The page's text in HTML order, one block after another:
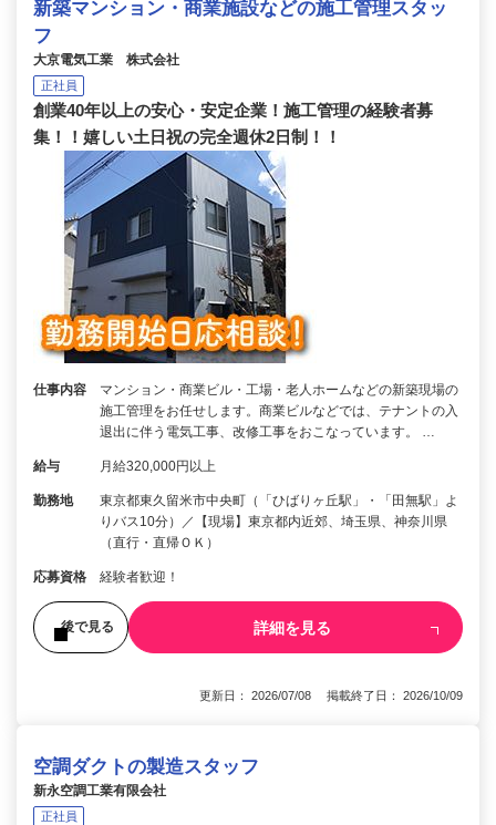
新築マンション・商業施設などの施工管理スタッ
フ
大京電気工業 株式会社
正社員
創業40年以上の安心・安定企業！施工管理の経験者募
集！！嬉しい土日祝の完全週休2日制！！
仕事内容
マンション・商業ビル・工場・老人ホームなどの新築現場の
施工管理をお任せします。商業ビルなどでは、テナントの入
退出に伴う電気工事、改修工事をおこなっています。 …
給与 月給320,000円以上
勤務地
東京都東久留米市中央町（「ひばりヶ丘駅」・「田無駅」よ
りバス10分）／【現場】東京都内近郊、埼玉県、神奈川県
（直行・直帰ＯＫ）
応募資格 経験者歓迎！
後で見る 詳細を見る
更新日： 2026/07/08 掲載終了日： 2026/10/09
空調ダクトの製造スタッフ
新永空調工業有限会社
正社員